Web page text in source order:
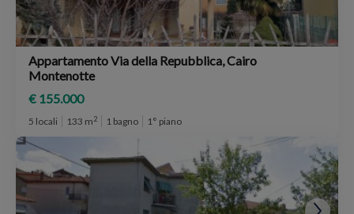
Appartamento Via della Repubblica, Cairo
Montenotte
€ 155.000
5 locali 133 m2 1 bagno 1° piano